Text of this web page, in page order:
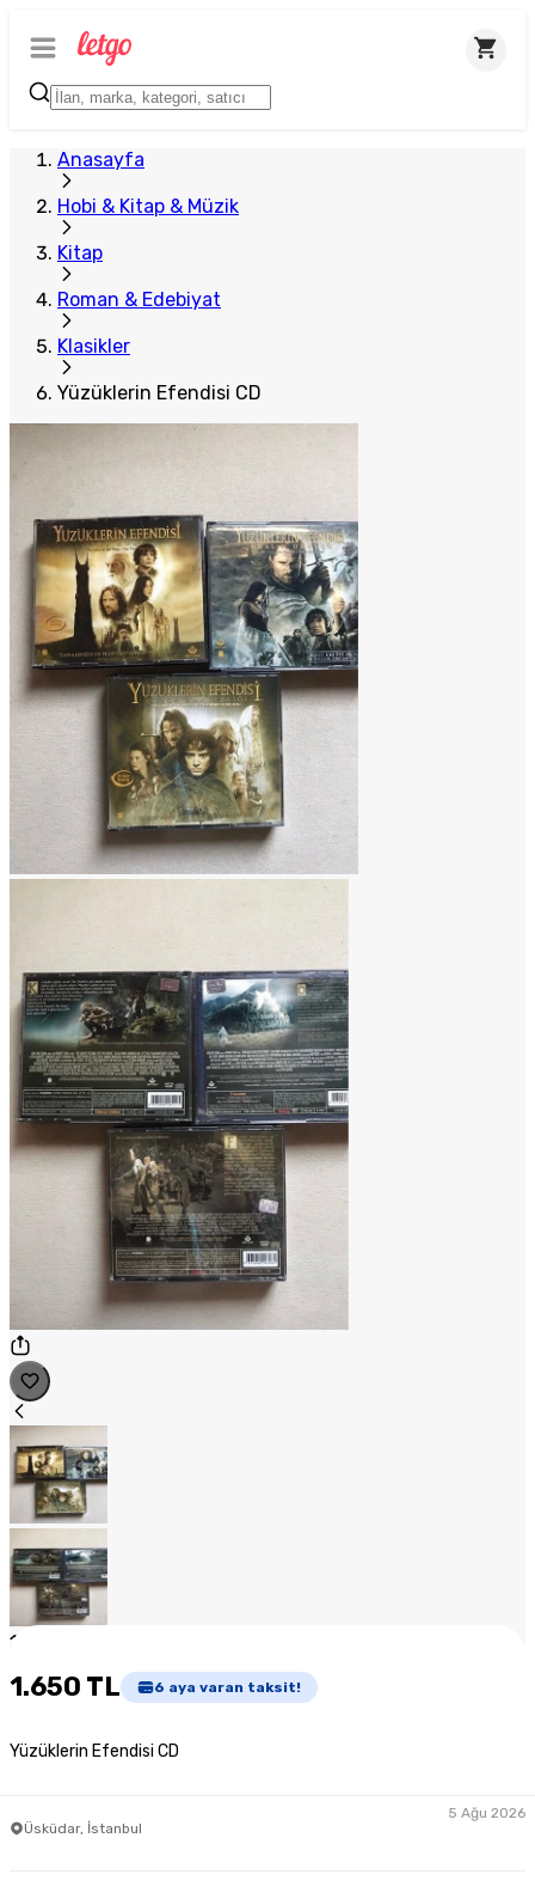
Anasayfa
Hobi & Kitap & Müzik
Kitap
Roman & Edebiyat
Klasikler
Yüzüklerin Efendisi CD
1
Plus Satıcı
1.650 TL 6 aya varan taksit!
Yüzüklerin Efendisi CD
Üsküdar, İstanbul
5 Ağu 2026